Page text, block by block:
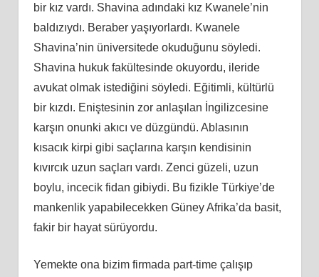
bir kız vardı. Shavina adındaki kız Kwanele’nin
baldızıydı. Beraber yaşıyorlardı. Kwanele
Shavina’nin üniversitede okuduğunu söyledi.
Shavina hukuk fakültesinde okuyordu, ileride
avukat olmak istediğini söyledi. Eğitimli, kültürlü
bir kızdı. Eniştesinin zor anlaşılan İngilizcesine
karşın onunki akıcı ve düzgündü. Ablasının
kısacık kirpi gibi saçlarına karşın kendisinin
kıvırcık uzun saçları vardı. Zenci güzeli, uzun
boylu, incecik fidan gibiydi. Bu fizikle Türkiye’de
mankenlik yapabilecekken Güney Afrika’da basit,
fakir bir hayat sürüyordu.
Yemekte ona bizim firmada part-time çalışıp